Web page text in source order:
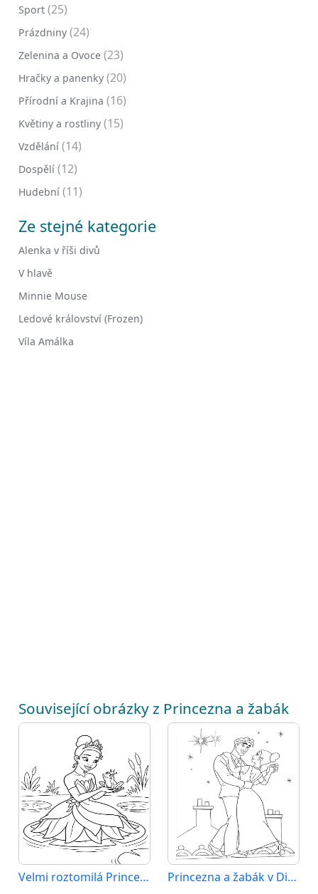
Sport (25)
Prázdniny (24)
Zelenina a Ovoce (23)
Hračky a panenky (20)
Přírodní a Krajina (16)
Květiny a rostliny (15)
Vzdělání (14)
Dospělí (12)
Hudební (11)
Ze stejné kategorie
Alenka v říši divů
V hlavě
Minnie Mouse
Ledové království (Frozen)
Víla Amálka
Související obrázky z Princezna a žabák
Velmi roztomilá Princezna a žabák Princezna a žabák v Disney stylu